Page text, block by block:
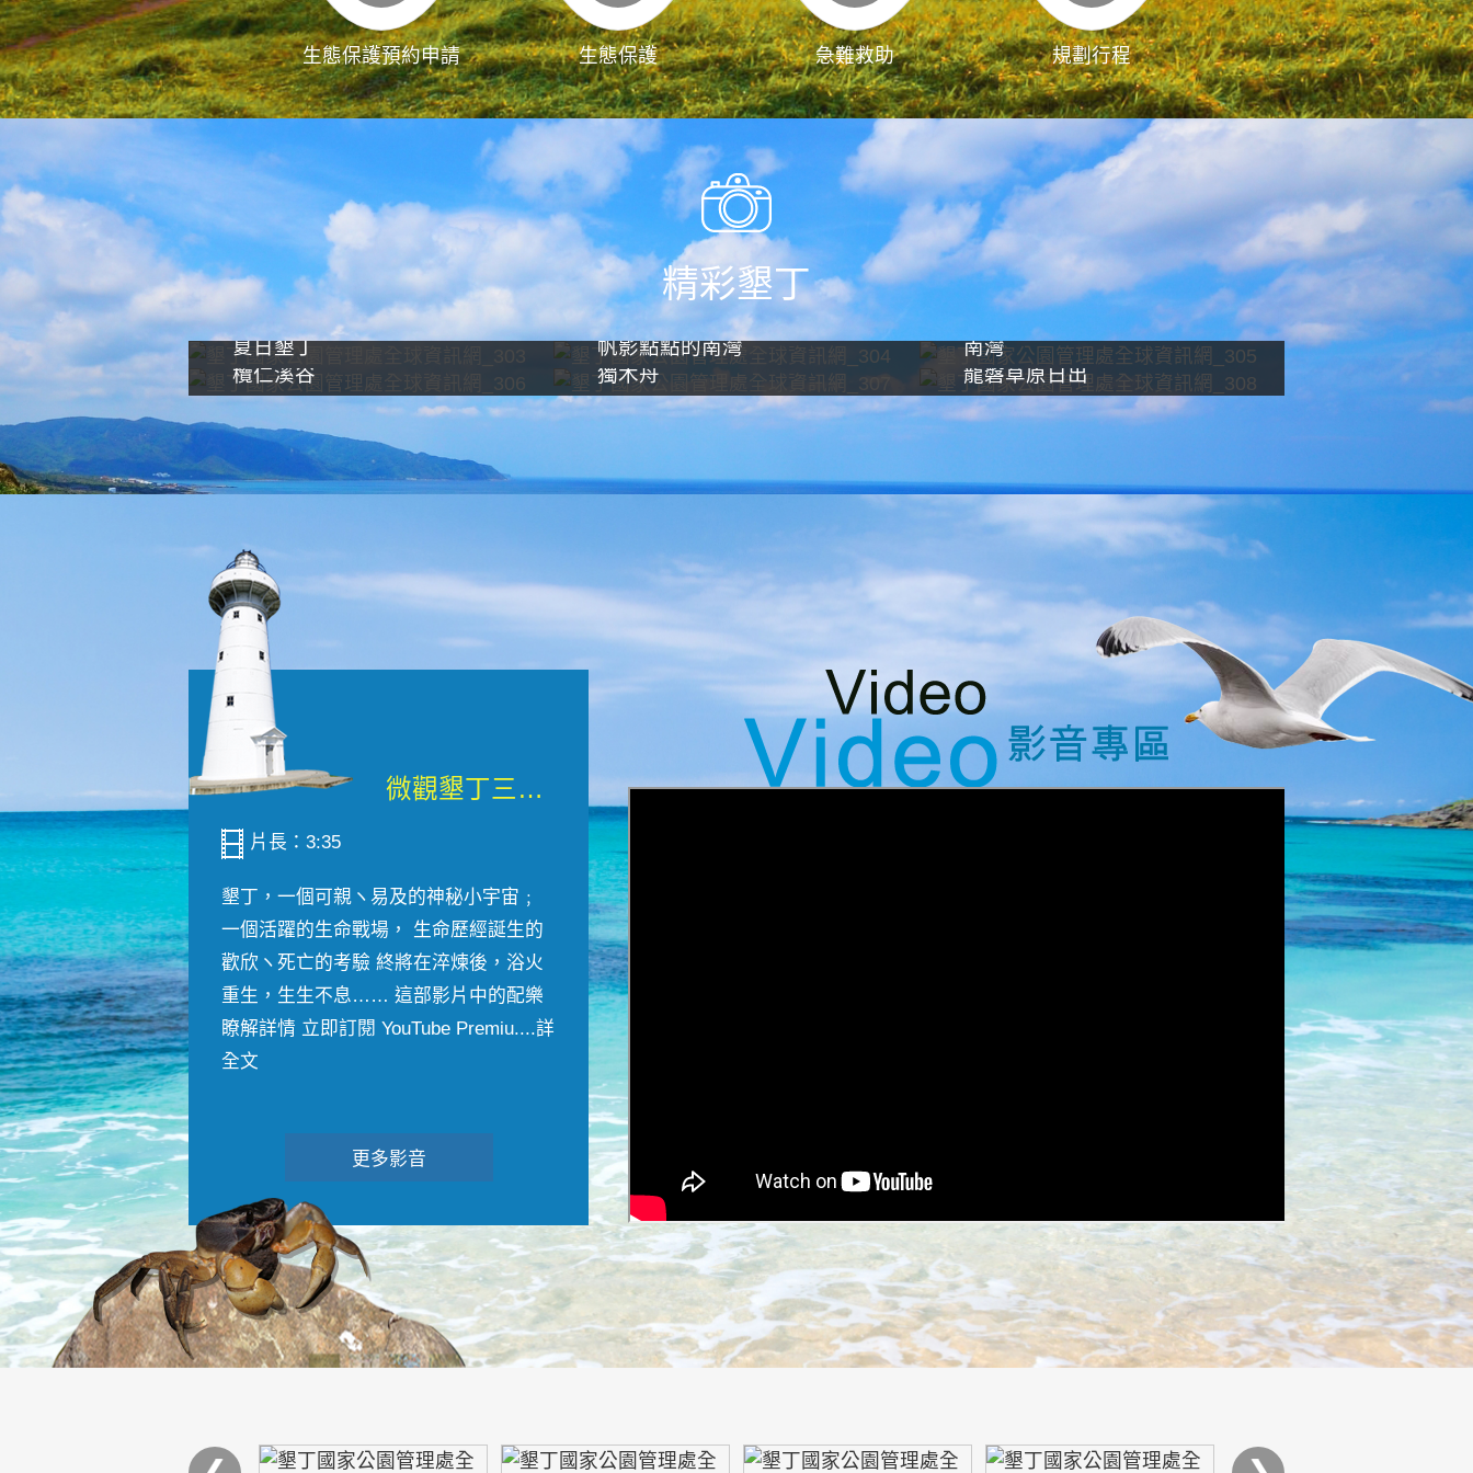
生態保護預約申請 生態保護 急難救助 規劃行程 影像直播
精彩墾丁
夏日墾丁 帆影點點的南灣
南灣
欖仁溪谷
獨木舟 龍磐草原日出
微觀墾丁三部曲 重生....
片長：3:35
墾丁，一個可親ヽ易及的神秘小宇宙﹔
一個活躍的生命戰場， 生命歷經誕生的
歡欣ヽ死亡的考驗 終將在淬煉後，浴火
重生，生生不息…… 這部影片中的配樂
瞭解詳情 立即訂閱 YouTube Premiu....詳
全文
更多影音